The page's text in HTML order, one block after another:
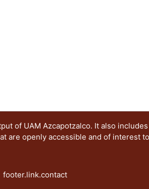
of UAM Azcapotzalco. It also
are openly accessible and of interest
footer.link.contact